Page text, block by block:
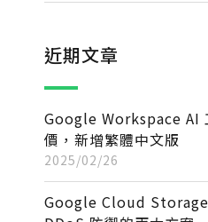
近期文章
Google Workspace AI
價，新增繁體中文版
2025/02/26
Google Cloud